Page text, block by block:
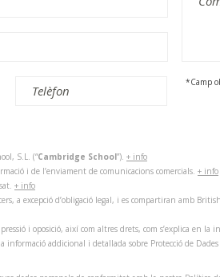
*Camp
S.L. (“Cambridge School”). + info
i de l’enviament de comunicacions comercials. + info
+ info
a excepció d’obligació legal, i es compartiran amb
i oposició, així com altres drets, com s’explica en la
informació addicional i detallada sobre Protecció de